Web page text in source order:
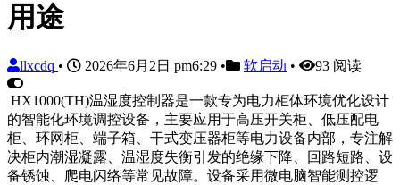
用途
llxcdq • 2026年6月2日 pm6:29 • 软启动 • 93 阅读
HX1000(TH)温湿度控制器是一款专为电力柜体环境优化设计
的智能化环境调控设备，主要应用于高压开关柜、低压配电
柜、环网柜、端子箱、干式变压器柜等电力设备内部，专注解
决柜内潮湿凝露、温湿度失衡引发的绝缘下降、回路短路、设
备锈蚀、爬电闪络等常见故障。设备采用微电脑智能测控逻